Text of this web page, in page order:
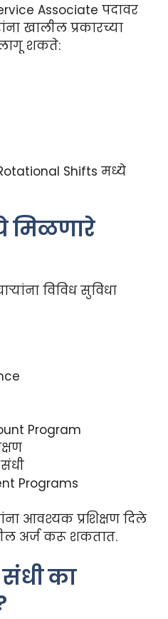
Associate पदावर
खालील प्रकारच्या
शकते:
Shifts मध्ये
मिळणारे
विविध सुविधा
Program
Programs
आवश्यक प्रशिक्षण दिले
अर्ज करू शकतात.
संधी का